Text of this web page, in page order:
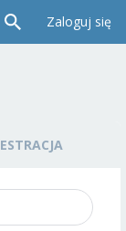
Zaloguj się